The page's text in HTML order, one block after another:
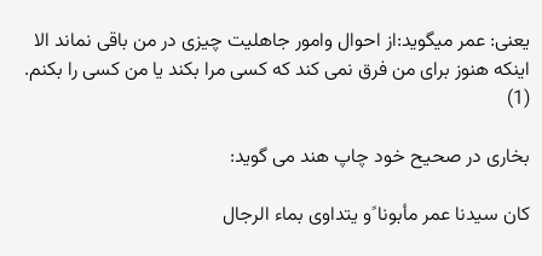
یعنی: عمر میگوید:از احوال وامور جاهلیت چیزی در من باقی نماند الا
اینکه هنوز برای من فرق نمی کند که کسی مرا بکند یا من کسی را بکنم.
(1)
بخاری در صحیح خود چاپ هند می گوید:
کان سیدنا عمر مأبونا ًو یتداوی بماء الرجال